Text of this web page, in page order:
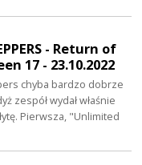
- Return of
17 - 23.10.2022
chyba bardzo dobrze
zespół wydał właśnie
Pierwsza, "Unlimited